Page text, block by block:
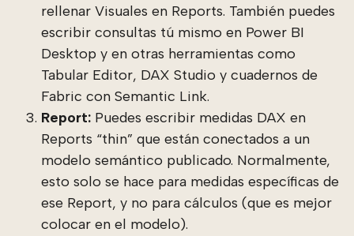
rellenar Visuales en Reports. También puedes
escribir consultas tú mismo en Power BI
Desktop y en otras herramientas como
Tabular Editor, DAX Studio y cuadernos de
Fabric con Semantic Link.
Report: Puedes escribir medidas DAX en
Reports “thin” que están conectados a un
modelo semántico publicado. Normalmente,
esto solo se hace para medidas específicas de
ese Report, y no para cálculos (que es mejor
colocar en el modelo).